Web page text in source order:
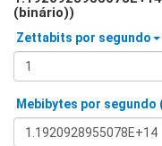
(binário))
Zettabits por segundo
Mebibytes por segundo